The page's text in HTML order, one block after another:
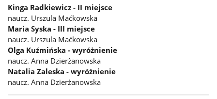
Kinga Radkiewicz - II miejsce
naucz. Urszula Maćkowska
Maria Syska - III miejsce
naucz. Urszula Maćkowska
Olga Kuźmińska - wyróżnienie
naucz. Anna Dzierżanowska
Natalia Zaleska - wyróżnienie
naucz. Anna Dzierżanowska